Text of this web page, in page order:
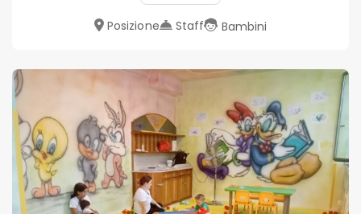
Posizione Staff Bambini